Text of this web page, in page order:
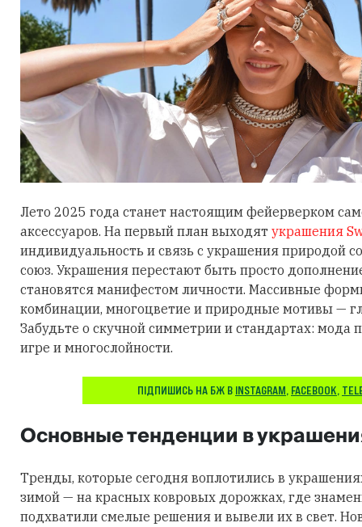
Лето 2025 года станет настоящим фейерверком
аксессуаров. На первый план выходят украшения
индивидуальность и связь с украшения природой
союз. Украшения перестают быть просто
становятся манифестом личности. Массивные
комбинации, многоцветие и природные мотивы —
Забудьте о скучной симметрии и стандартах: мода
игре и многослойности.
ПІДПИШИСЬ НА БЖ В INSTAGRAM, FACEBOOK,
Основные тенденции в
Тренды, которые сегодня воплотились в
зимой — на красных ковровых дорожках, где
подхватили смелые решения и вывели их в свет.